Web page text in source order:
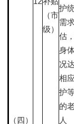
（四）
（市
级）
护
需
估
身
况
相
护
的
人